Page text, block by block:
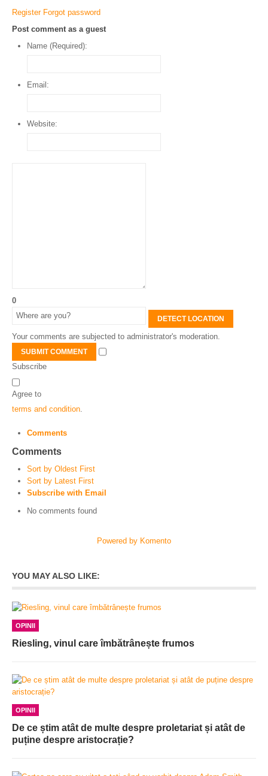
Register Forgot password
Post comment as a guest
Name (Required):
Email:
Website:
0
DETECT LOCATION
Your comments are subjected to administrator's moderation.
SUBMIT COMMENT
Subscribe
Agree to
terms and condition
Comments
Comments
Sort by Oldest First
Sort by Latest First
Subscribe with Email
No comments found
Powered by Komento
YOU MAY ALSO LIKE:
OPINII
Riesling, vinul care îmbătrânește frumos
OPINII
De ce știm atât de multe despre proletariat și atât de
puține despre aristocrație?